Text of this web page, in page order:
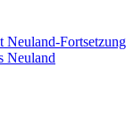
Neuland-Fortsetzung
Neuland